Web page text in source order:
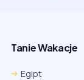
Tanie Wakacje
Egipt